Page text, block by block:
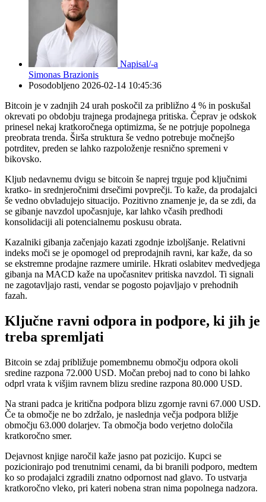
Napisal/-a
Simonas Brazionis
Posodobljeno 2026-02-14 10:45:36
Bitcoin je v zadnjih 24 urah poskočil za približno 4 % in poskušal
okrevati po obdobju trajnega prodajnega pritiska. Čeprav je odskok
prinesel nekaj kratkoročnega optimizma, še ne potrjuje popolnega
preobrata trenda. Širša struktura še vedno potrebuje močnejšo
potrditev, preden se lahko razpoloženje resnično spremeni v
bikovsko.
Kljub nedavnemu dvigu se bitcoin še naprej trguje pod ključnimi
kratko- in srednjeročnimi drsečimi povprečji. To kaže, da prodajalci
še vedno obvladujejo situacijo. Pozitivno znamenje je, da se zdi, da
se gibanje navzdol upočasnjuje, kar lahko včasih predhodi
konsolidaciji ali potencialnemu poskusu obrata.
Kazalniki gibanja začenjajo kazati zgodnje izboljšanje. Relativni
indeks moči se je opomogel od preprodajnih ravni, kar kaže, da so
se ekstremne prodajne razmere umirile. Hkrati oslabitev medvedjega
gibanja na MACD kaže na upočasnitev pritiska navzdol. Ti signali
ne zagotavljajo rasti, vendar se pogosto pojavljajo v prehodnih
fazah.
Ključne ravni odpora in podpore, ki jih je
treba spremljati
Bitcoin se zdaj približuje pomembnemu območju odpora okoli
sredine razpona 72.000 USD. Močan preboj nad to cono bi lahko
odprl vrata k višjim ravnem blizu sredine razpona 80.000 USD.
Na strani padca je kritična podpora blizu zgornje ravni 67.000 USD.
Če ta območje ne bo zdržalo, je naslednja večja podpora bližje
območju 63.000 dolarjev. Ta območja bodo verjetno določila
kratkoročno smer.
Dejavnost knjige naročil kaže jasno pat pozicijo. Kupci se
pozicionirajo pod trenutnimi cenami, da bi branili podporo, medtem
ko so prodajalci zgradili znatno odpornost nad glavo. To ustvarja
kratkoročno vleko, pri kateri nobena stran nima popolnega nadzora.